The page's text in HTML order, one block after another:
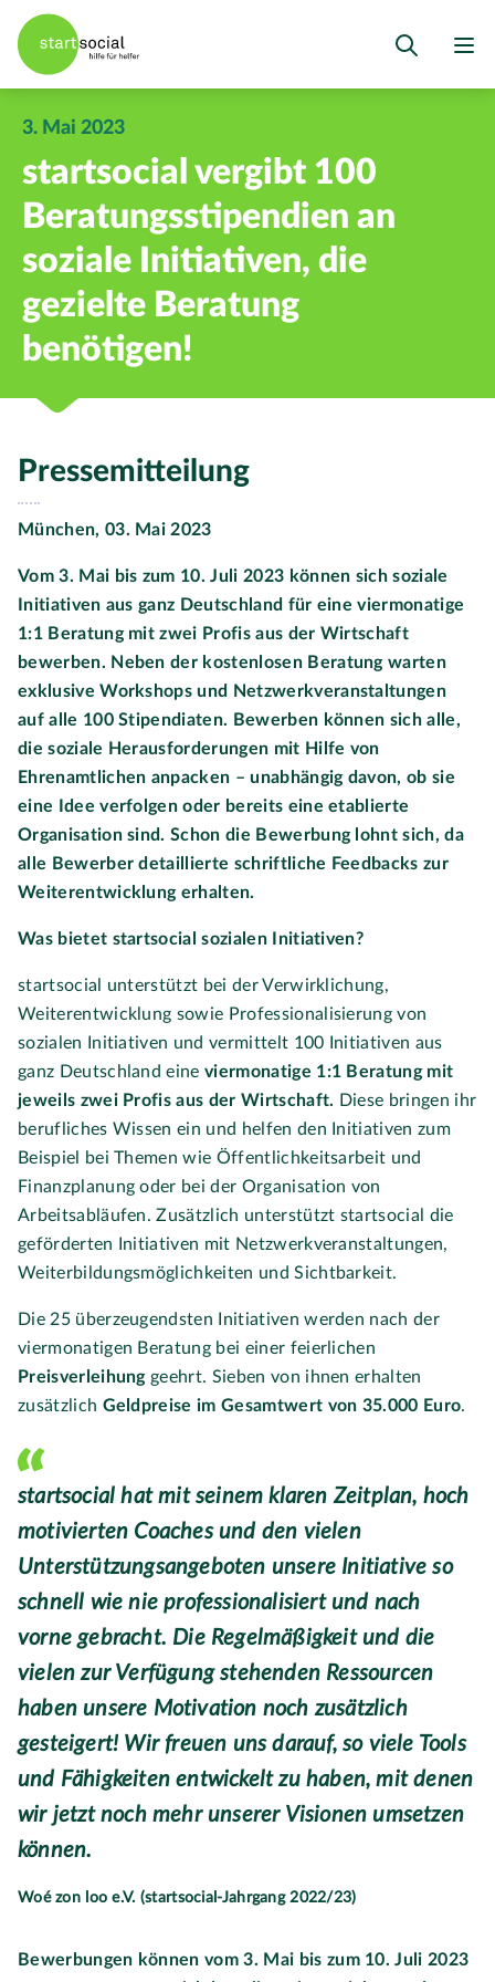
3. Mai 2023
startsocial vergibt 100
Beratungsstipendien an
soziale Initiativen, die
gezielte Beratung
benötigen!
Pressemitteilung
München, 03. Mai 2023
Vom 3. Mai bis zum 10. Juli 2023 können sich soziale
Initiativen aus ganz Deutschland für eine viermonatige
1:1 Beratung mit zwei Profis aus der Wirtschaft
bewerben. Neben der kostenlosen Beratung warten
exklusive Workshops und Netzwerkveranstaltungen
auf alle 100 Stipendiaten. Bewerben können sich alle,
die soziale Herausforderungen mit Hilfe von
Ehrenamtlichen anpacken – unabhängig davon, ob sie
eine Idee verfolgen oder bereits eine etablierte
Organisation sind. Schon die Bewerbung lohnt sich, da
alle Bewerber detaillierte schriftliche Feedbacks zur
Weiterentwicklung erhalten.
Was bietet startsocial sozialen Initiativen?
startsocial unterstützt bei der Verwirklichung,
Weiterentwicklung sowie Professionalisierung von
sozialen Initiativen und vermittelt 100 Initiativen aus
ganz Deutschland eineviermonatige 1:1 Beratung mit
jeweils zwei Profis aus der Wirtschaft. Diese bringen ihr
berufliches Wissen ein und helfen den Initiativen zum
Beispiel bei Themen wie Öffentlichkeitsarbeit und
Finanzplanung oder bei der Organisation von
Arbeitsabläufen. Zusätzlich unterstützt startsocial die
geförderten Initiativen mit Netzwerkveranstaltungen,
Weiterbildungsmöglichkeiten und Sichtbarkeit.
Die 25 überzeugendsten Initiativen werden nach der
viermonatigen Beratung bei einer feierlichen
Preisverleihunggeehrt. Sieben von ihnen erhalten
zusätzlich Geldpreise im Gesamtwert von 35.000 Euro.
startsocial hat mit seinem klaren Zeitplan, hoch
motivierten Coaches und den vielen
Unterstützungsangeboten unsere Initiative so
schnell wie nie professionalisiert und nach
vorne gebracht. Die Regelmäßigkeit und die
vielen zur Verfügung stehenden Ressourcen
haben unsere Motivation noch zusätzlich
gesteigert! Wir freuen uns darauf, so viele Tools
und Fähigkeiten entwickelt zu haben, mit denen
wir jetzt noch mehr unserer Visionen umsetzen
können.
Woé zon loo e.V. (startsocial-Jahrgang 2022/23)
Bewerbungen können vom 3. Mai bis zum 10. Juli 2023